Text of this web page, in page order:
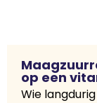
op een
Wie